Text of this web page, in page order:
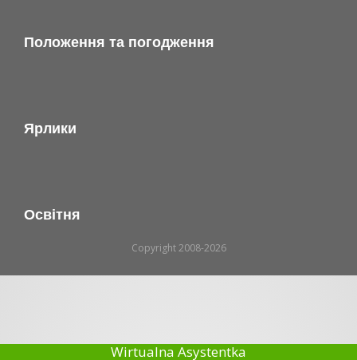
Положення та погодження
Ярлики
Освітня
Copyright 2008-2026
Wirtualna Asystentka